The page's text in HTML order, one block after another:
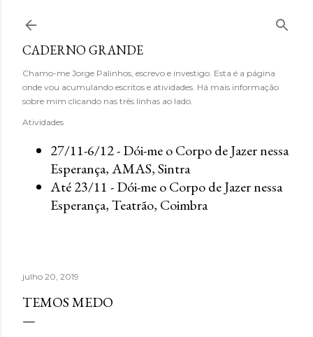
CADERNO GRANDE
Chamo-me Jorge Palinhos, escrevo e investigo. Esta é a página
onde vou acumulando escritos e atividades. Há mais informação
sobre mim clicando nas três linhas ao lado.
Atividades
27/11-6/12 - Dói-me o Corpo de Jazer nessa
Esperança, AMAS, Sintra
Até 23/11 - Dói-me o Corpo de Jazer nessa
Esperança, Teatrão, Coimbra
julho 20, 2019
TEMOS MEDO